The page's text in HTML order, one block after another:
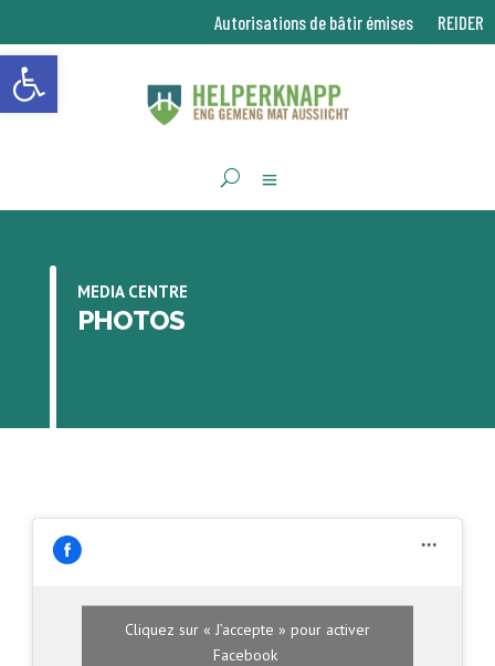
Ouvrir la barre d’outils
Autorisations de bâtir émises REIDER
MEDIA CENTRE
PHOTOS
Cliquez sur « J’accepte » pour activer
Facebook